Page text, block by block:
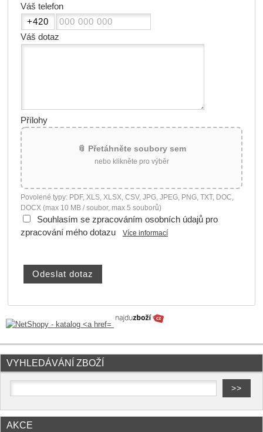
Váš telefon
Váš dotaz
Přílohy
📎 Přetáhněte soubory sem
nebo klikněte pro výběr
Povolené typy: PDF, XLS, XLSX, CSV, JPG, JPEG, PNG, TXT, DOC,
DOCX (max 10 MB / soubor, max 5 souborů)
Souhlasím se zpracováním osobních údajů pro
zpracování mého dotazu
Více informací
VYHLEDÁVÁNÍ ZBOŽÍ
AKCE